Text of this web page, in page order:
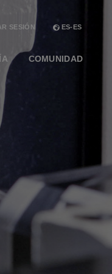
SESIÓN ES-ES
COMUNIDAD